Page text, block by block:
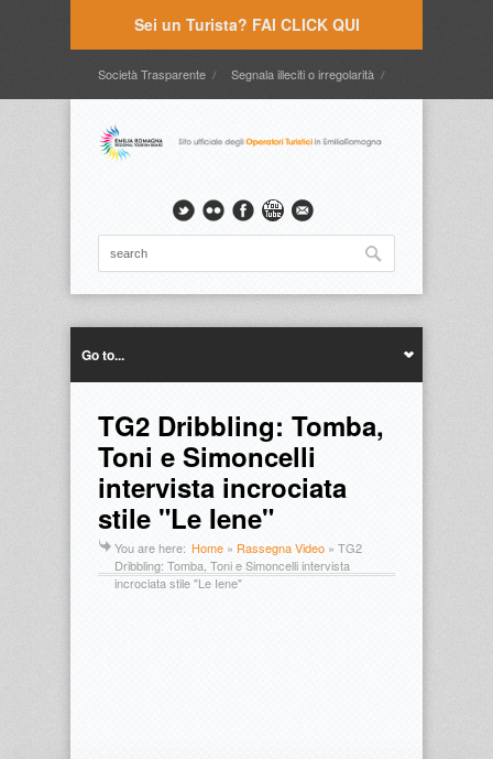
Sei un Turista? FAI CLICK QUI
Società Trasparente Segnala illeciti o irregolarità
Timbrature
Go to...
TG2 Dribbling: Tomba,
Toni e Simoncelli
intervista incrociata
stile "Le Iene"
You are here: Home » Rassegna Video » TG2
Dribbling: Tomba, Toni e Simoncelli intervista
incrociata stile "Le Iene"